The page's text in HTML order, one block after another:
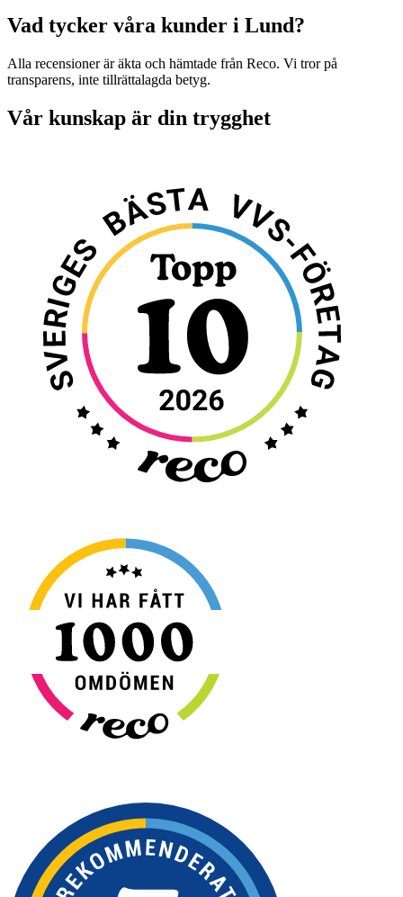
Vad tycker våra kunder i Lund?
Alla recensioner är äkta och hämtade från Reco. Vi tror på
transparens, inte tillrättalagda betyg.
Vår kunskap är din trygghet